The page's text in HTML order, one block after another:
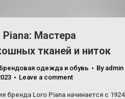
Piana: Мастера
тканей и ниток
одежда и обувь By admin
Leave a comment
бренда Loro Piana начинается с 1924